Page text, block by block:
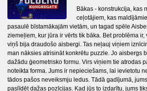
Bākas - konstrukcija, kas
ceļotājiem, kas
pasaulē bīstamākajām vietām, un tagad spēle
ziemeļiem, kur jūra ir vērts tik bāka. Bet problēma ir,
viņš bija draudošo aisbergi. Tas neļauj viņiem
man nāksies atrisināt konkrētu puzzle. Jo aisbergs
dažādu ģeometrisko formu. Virs viņiem tie atrodas
noteikta forma. Jums ir nepieciešams, lai ievietotu
tādos pašos neveiksmju ledus. Tādā gadījumā,
paslīdēt dažas pozīcijas. Kad jūs to izdarītu, jums